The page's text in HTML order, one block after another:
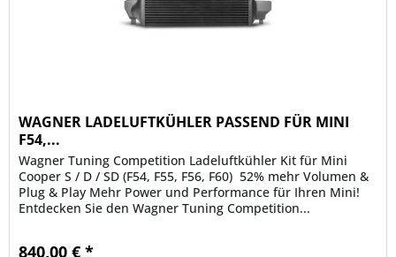
WAGNER LADELUFTKÜHLER PASSEND FÜR MINI
F54,...
Wagner Tuning Competition Ladeluftkühler Kit für Mini
Cooper S / D / SD (F54, F55, F56, F60)  52% mehr Volumen &
Plug & Play Mehr Power und Performance für Ihren Mini!
Entdecken Sie den Wagner Tuning Competition...
840,00 € *